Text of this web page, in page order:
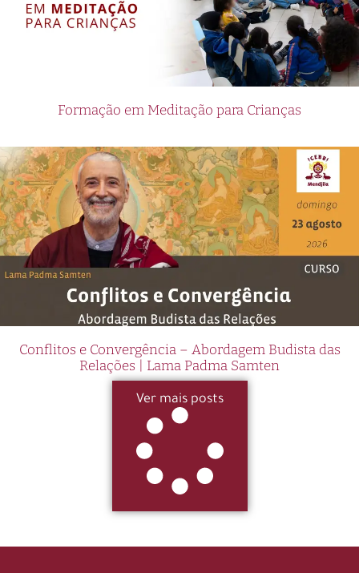
Formação em Meditação para Crianças
Conflitos e Convergência – Abordagem Budista das
Relações | Lama Padma Samten
Ver mais posts